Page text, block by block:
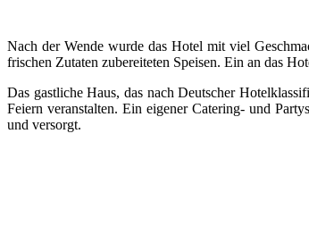
Nach der Wende wurde das Hotel mit viel
frischen Zutaten zubereiteten Speisen. Ein an das
Das gastliche Haus, das nach Deutscher
Feiern veranstalten. Ein eigener Catering- und
und versorgt.